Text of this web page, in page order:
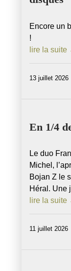
Encore un
!
lire la suite
13 juillet
En 1/4
Le duo
Michel,
Bojan Z le
Héral. Une
lire la suite
11 juillet